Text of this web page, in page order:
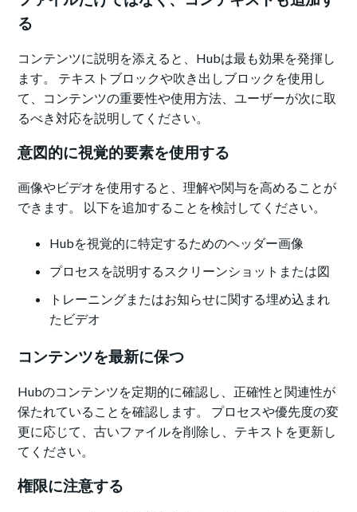
る
コンテンツに説明を添えると、Hubは最も効果を発揮し
ます。 テキストブロックや吹き出しブロックを使用し
て、コンテンツの重要性や使用方法、ユーザーが次に取
るべき対応を説明してください。
意図的に視覚的要素を使用する
画像やビデオを使用すると、理解や関与を高めることが
できます。 以下を追加することを検討してください。
Hubを視覚的に特定するためのヘッダー画像
プロセスを説明するスクリーンショットまたは図
トレーニングまたはお知らせに関する埋め込まれ
たビデオ
コンテンツを最新に保つ
Hubのコンテンツを定期的に確認し、正確性と関連性が
保たれていることを確認します。 プロセスや優先度の変
更に応じて、古いファイルを削除し、テキストを更新し
てください。
権限に注意する